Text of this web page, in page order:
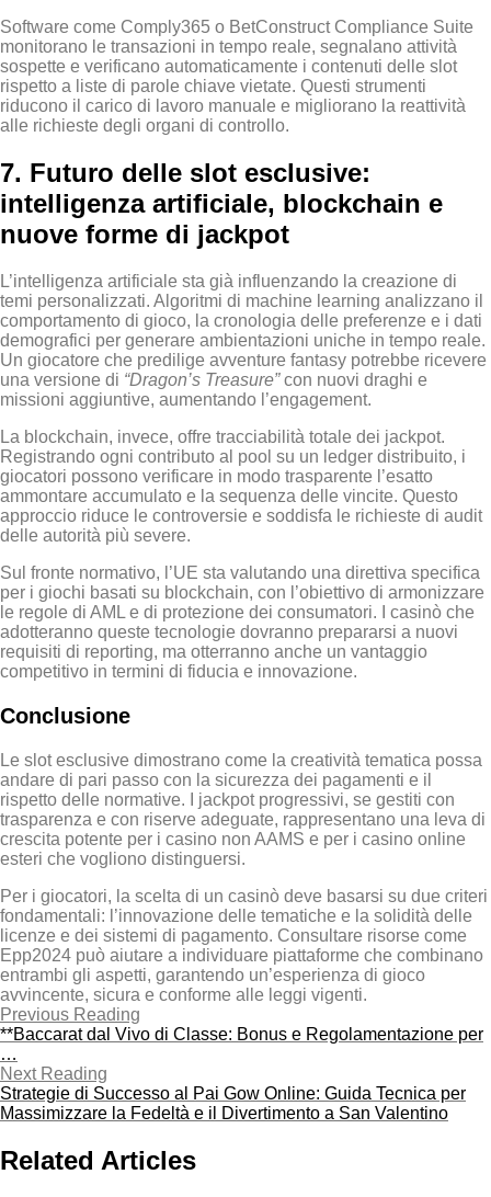
Software come Comply365 o BetConstruct Compliance Suite
monitorano le transazioni in tempo reale, segnalano attività
sospette e verificano automaticamente i contenuti delle slot
rispetto a liste di parole chiave vietate. Questi strumenti
riducono il carico di lavoro manuale e migliorano la reattività
alle richieste degli organi di controllo.
7. Futuro delle slot esclusive:
intelligenza artificiale, blockchain e
nuove forme di jackpot
L’intelligenza artificiale sta già influenzando la creazione di
temi personalizzati. Algoritmi di machine learning analizzano il
comportamento di gioco, la cronologia delle preferenze e i dati
demografici per generare ambientazioni uniche in tempo reale.
Un giocatore che predilige avventure fantasy potrebbe ricevere
una versione di “Dragon’s Treasure”con nuovi draghi e
missioni aggiuntive, aumentando l’engagement.
La blockchain, invece, offre tracciabilità totale dei jackpot.
Registrando ogni contributo al pool su un ledger distribuito, i
giocatori possono verificare in modo trasparente l’esatto
ammontare accumulato e la sequenza delle vincite. Questo
approccio riduce le controversie e soddisfa le richieste di audit
delle autorità più severe.
Sul fronte normativo, l’UE sta valutando una direttiva specifica
per i giochi basati su blockchain, con l’obiettivo di armonizzare
le regole di AML e di protezione dei consumatori. I casinò che
adotteranno queste tecnologie dovranno prepararsi a nuovi
requisiti di reporting, ma otterranno anche un vantaggio
competitivo in termini di fiducia e innovazione.
Conclusione
Le slot esclusive dimostrano come la creatività tematica possa
andare di pari passo con la sicurezza dei pagamenti e il
rispetto delle normative. I jackpot progressivi, se gestiti con
trasparenza e con riserve adeguate, rappresentano una leva di
crescita potente per i casino non AAMS e per i casino online
esteri che vogliono distinguersi.
Per i giocatori, la scelta di un casinò deve basarsi su due criteri
fondamentali: l’innovazione delle tematiche e la solidità delle
licenze e dei sistemi di pagamento. Consultare risorse come
Epp2024 può aiutare a individuare piattaforme che combinano
entrambi gli aspetti, garantendo un’esperienza di gioco
avvincente, sicura e conforme alle leggi vigenti.
Previous Reading
**Baccarat dal Vivo di Classe: Bonus e Regolamentazione per
…
Next Reading
Strategie di Successo al Pai Gow Online: Guida Tecnica per
Massimizzare la Fedeltà e il Divertimento a San Valentino
Related Articles